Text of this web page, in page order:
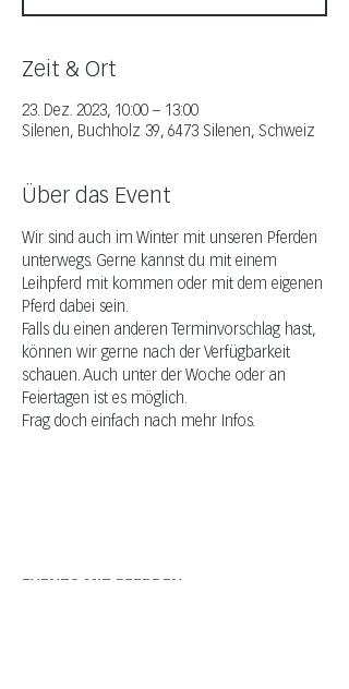
Zeit & Ort
23. Dez. 2023, 10:00 – 13:00
Silenen, Buchholz 39, 6473 Silenen, Schweiz
Über das Event
Wir sind auch im Winter mit unseren Pferden
unterwegs. Gerne kannst du mit einem
Leihpferd mit kommen oder mit dem eigenen
Pferd dabei sein.
Falls du einen anderen Terminvorschlag hast,
können wir gerne nach der Verfügbarkeit
schauen. Auch unter der Woche oder an
Feiertagen ist es möglich.
Frag doch einfach nach mehr Infos.
EVENTS MIT PFERDEN